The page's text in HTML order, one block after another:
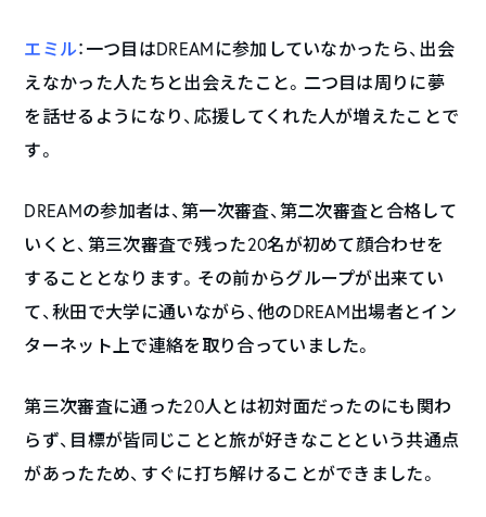
エミル：一つ目はDREAMに参加していなかったら、出会
えなかった人たちと出会えたこと。二つ目は周りに夢
を話せるようになり、応援してくれた人が増えたことで
す。
DREAMの参加者は、第一次審査、第二次審査と合格して
いくと、第三次審査で残った20名が初めて顔合わせを
することとなります。その前からグループが出来てい
て、秋田で大学に通いながら、他のDREAM出場者とイン
ターネット上で連絡を取り合っていました。
第三次審査に通った20人とは初対面だったのにも関わ
らず、目標が皆同じことと旅が好きなことという共通点
があったため、すぐに打ち解けることができました。